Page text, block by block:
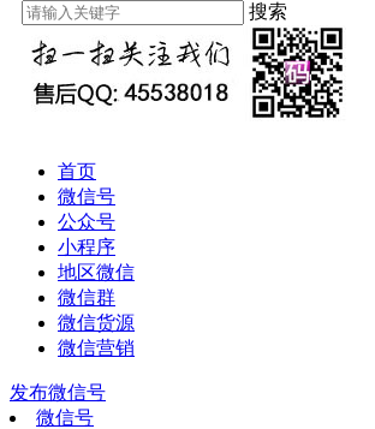
搜索
首页
微信号
公众号
小程序
地区微信
微信群
微信货源
微信营销
发布微信号
微信号